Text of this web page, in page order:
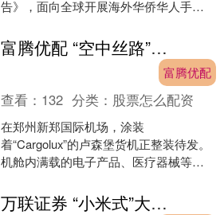
告》，面向全球开展海外华侨华人手稿
护散落海外的珍贵华侨文化....富腾优配 “空中丝路”织出全球商贸网 内陆开放打造强引擎
富腾优配
查看： 132 分类： 股票怎么配资
在郑州新郑国际机场，涂装
着“Cargolux”的卢森堡货机正整装待发。
机舱内满载的电子产品、医疗器械等货
地。 地处中原的河南....
万联证券 “小米式”大酬宾，冲刺开源大模型牌桌